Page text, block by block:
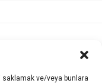
ve/veya bunlara